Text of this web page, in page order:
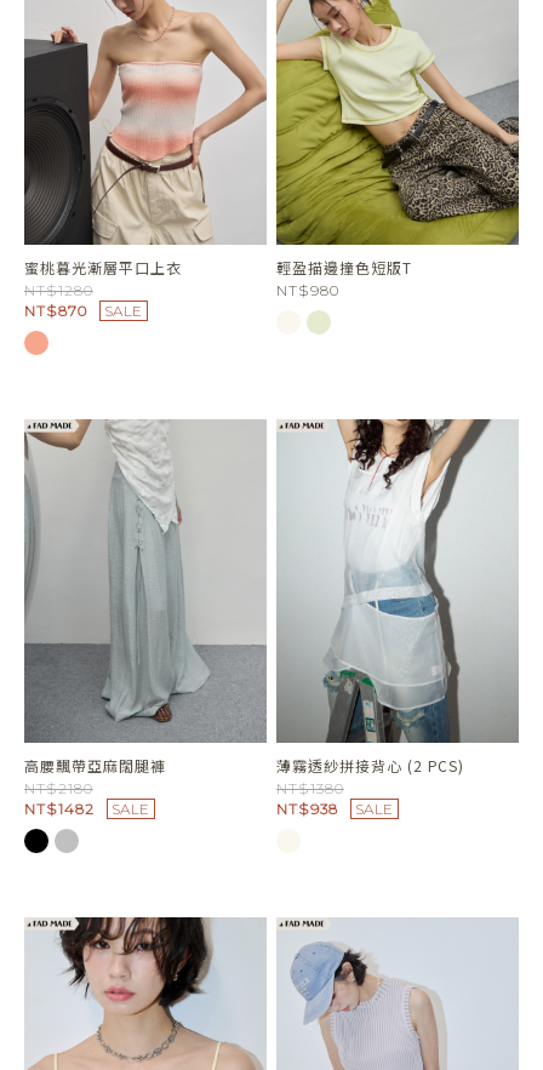
蜜桃暮光漸層平口上衣
NT$1280
NT$870
SALE
輕盈描邊撞色短版T
NT$980
高腰飄帶亞麻闊腿褲
NT$2180
NT$1482
SALE
薄霧透紗拼接背心 (2 PCS)
NT$1380
NT$938
SALE